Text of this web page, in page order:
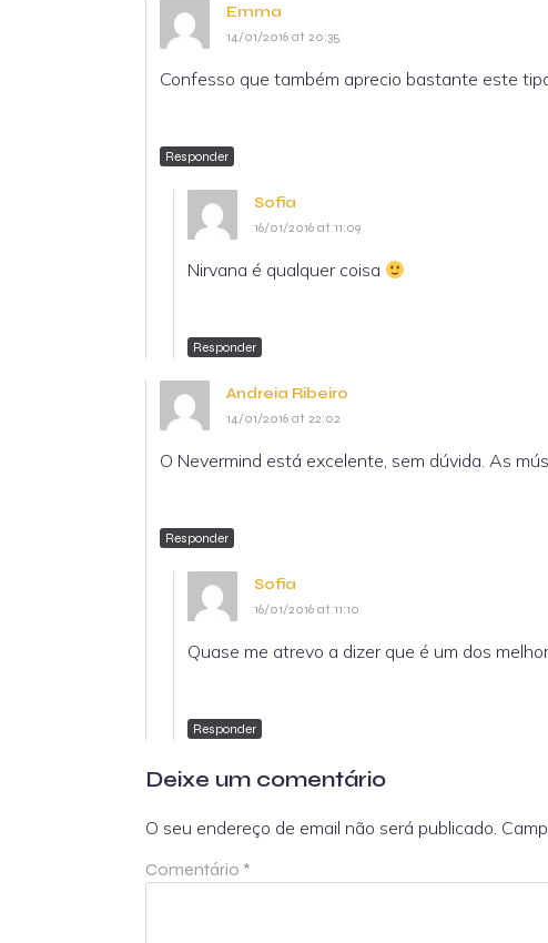
Emma
14/01/2016 at 20:35
Confesso que também aprecio bastante este
Responder
Sofia
16/01/2016 at 11:09
Nirvana é qualquer coisa
Responder
Andreia Ribeiro
14/01/2016 at 22:02
O Nevermind está excelente, sem dúvida. As
Responder
Sofia
16/01/2016 at 11:10
Quase me atrevo a dizer que é um dos
Responder
Deixe um comentário
O seu endereço de email não será publicado.
Comentário *